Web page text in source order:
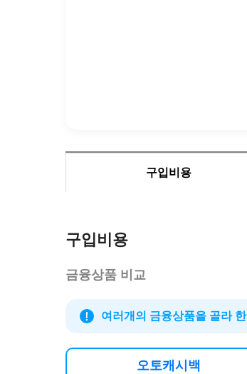
구입비용
구입비용
금융상품 비교
여러개의 금융상품을 골라
오토캐시백